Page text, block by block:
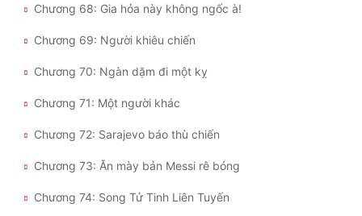
Chương 68: Gia hỏa này không ngốc à!
Chương 69: Người khiêu chiến
Chương 70: Ngàn dặm đi một kỵ
Chương 71: Một người khác
Chương 72: Sarajevo báo thù chiến
Chương 73: Ăn mày bản Messi rê bóng
Chương 74: Song Tử Tinh Liên Tuyến